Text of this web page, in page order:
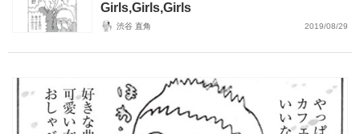
Girls,Girls,Girls
渋谷 直角 2019/08/29